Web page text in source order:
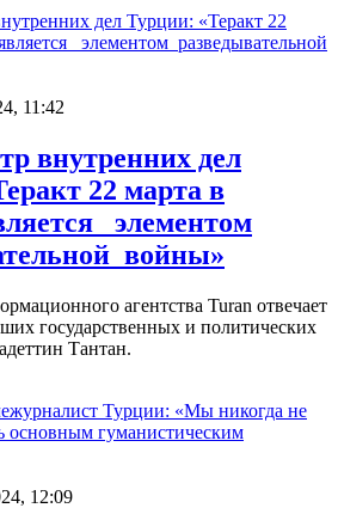
11:42
внутренних дел
22 марта в
элементом
войны»
агентства Turan отвечает
государственных и политических
Тантан.
12:09